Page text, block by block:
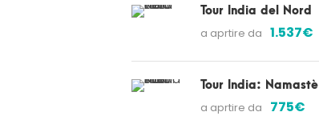
Tour India del Nord
a aprtire da 1.537€
Tour India: Namastè
a aprtire da 775€